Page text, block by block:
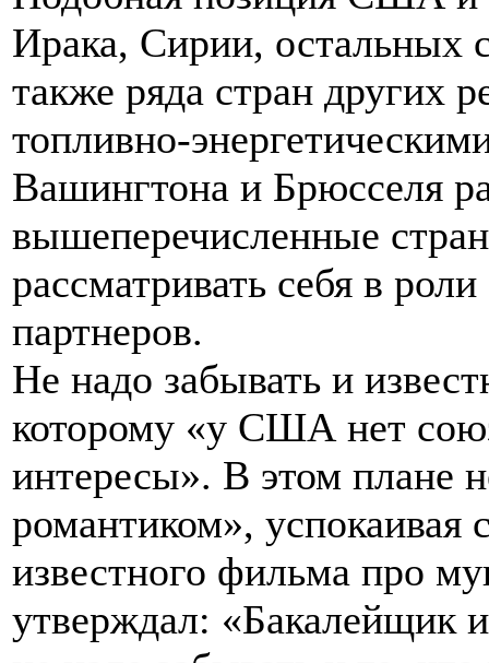
Ирака, Сирии, остальных
также ряда стран других
топливно-
Вашингтона и Брюсселя
вышеперечисленные
рассматривать себя в
партнеров.
Не надо забывать и
которому «у США нет
интересы». В этом плане
романтиком», успокаивая
известного фильма про
утверждал: «Бакалейщик